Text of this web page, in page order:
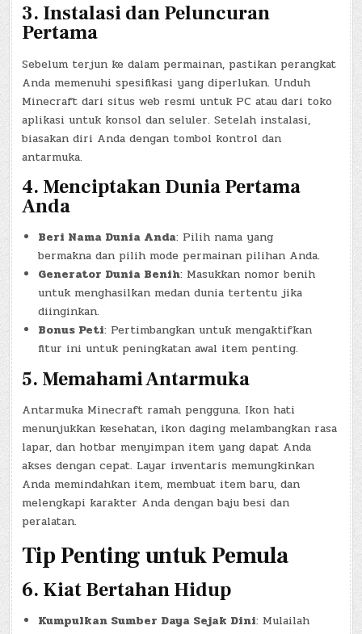
3. Instalasi dan Peluncuran
Pertama
Sebelum terjun ke dalam permainan, pastikan perangkat
Anda memenuhi spesifikasi yang diperlukan. Unduh
Minecraft dari situs web resmi untuk PC atau dari toko
aplikasi untuk konsol dan seluler. Setelah instalasi,
biasakan diri Anda dengan tombol kontrol dan
antarmuka.
4. Menciptakan Dunia Pertama
Anda
Beri Nama Dunia Anda: Pilih nama yang
bermakna dan pilih mode permainan pilihan Anda.
Generator Dunia Benih: Masukkan nomor benih
untuk menghasilkan medan dunia tertentu jika
diinginkan.
Bonus Peti: Pertimbangkan untuk mengaktifkan
fitur ini untuk peningkatan awal item penting.
5. Memahami Antarmuka
Antarmuka Minecraft ramah pengguna. Ikon hati
menunjukkan kesehatan, ikon daging melambangkan rasa
lapar, dan hotbar menyimpan item yang dapat Anda
akses dengan cepat. Layar inventaris memungkinkan
Anda memindahkan item, membuat item baru, dan
melengkapi karakter Anda dengan baju besi dan
peralatan.
Tip Penting untuk Pemula
6. Kiat Bertahan Hidup
Kumpulkan Sumber Daya Sejak Dini: Mulailah